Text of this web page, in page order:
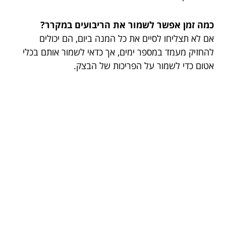
כמה זמן אפשר לשמור את הריבועים במקרר?
אם לא תצליחו לסיים את כל המנה ביום, הם יכולים
להחזיק מעמד במספר ימים, אך כדאי לשמור אותם בכלי
אטום כדי לשמור על הפריכות של הבצק.